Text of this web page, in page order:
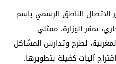
الناطق الرسمي باسم
15 فبراير الجاري، بمقر الوزارة، ممثلي
المغربية، لطرح وتدارس المشاكل
آليات كفيلة بتطويرها.